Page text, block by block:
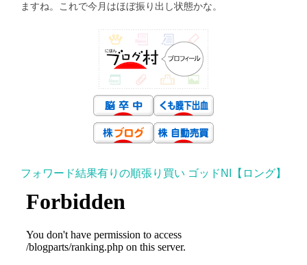
ますね。これで今月はほぼ振り出し状態かな。
フォワード結果有りの順張り買い ゴッドNI【ロング】